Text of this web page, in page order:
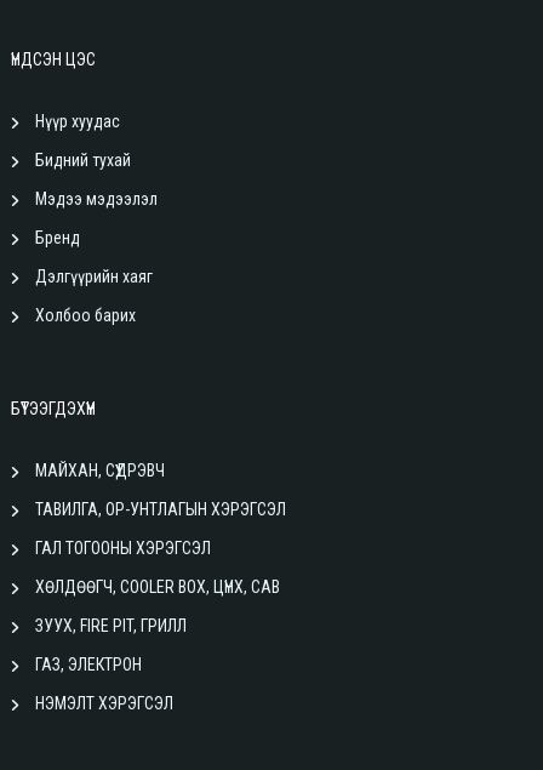
ҮНДСЭН ЦЭС
Нүүр хуудас
Бидний тухай
Мэдээ мэдээлэл
Бренд
Дэлгүүрийн хаяг
Холбоо барих
БҮТЭЭГДЭХҮҮН
МАЙХАН, СҮҮДРЭВЧ
ТАВИЛГА, ОР-УНТЛАГЫН ХЭРЭГСЭЛ
ГАЛ ТОГООНЫ ХЭРЭГСЭЛ
ХӨЛДӨӨГЧ, COOLER BOX, ЦҮНХ, САВ
ЗУУХ, FIRE PIT, ГРИЛЛ
ГАЗ, ЭЛЕКТРОН
НЭМЭЛТ ХЭРЭГСЭЛ